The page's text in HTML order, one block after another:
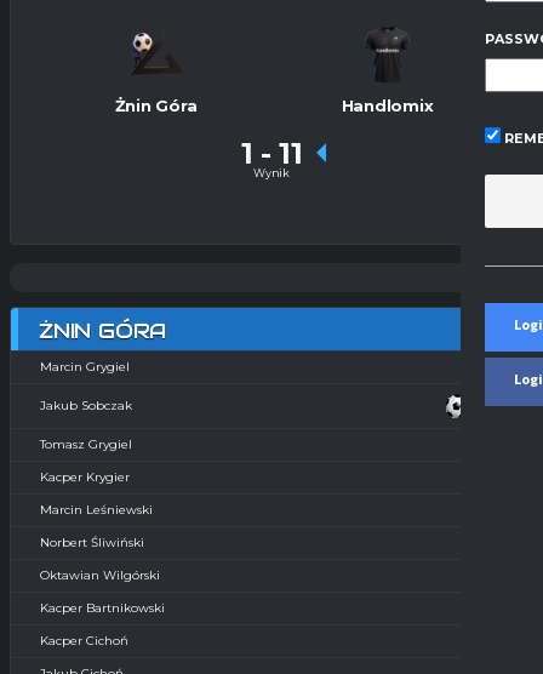
Żnin Góra Handlomix
1 - 11
Wynik
ŻNIN GÓRA
Marcin Grygiel
Jakub Sobczak
Tomasz Grygiel
Kacper Krygier
Marcin Leśniewski
Norbert Śliwiński
Oktawian Wilgórski
Kacper Bartnikowski
Kacper Cichoń